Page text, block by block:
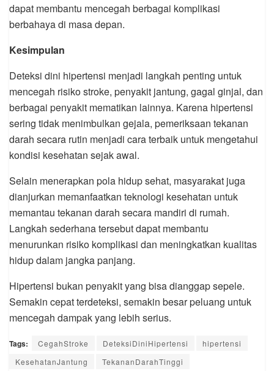
dapat membantu mencegah berbagai komplikasi
berbahaya di masa depan.
Kesimpulan
Deteksi dini hipertensi menjadi langkah penting untuk
mencegah risiko stroke, penyakit jantung, gagal ginjal, dan
berbagai penyakit mematikan lainnya. Karena hipertensi
sering tidak menimbulkan gejala, pemeriksaan tekanan
darah secara rutin menjadi cara terbaik untuk mengetahui
kondisi kesehatan sejak awal.
Selain menerapkan pola hidup sehat, masyarakat juga
dianjurkan memanfaatkan teknologi kesehatan untuk
memantau tekanan darah secara mandiri di rumah.
Langkah sederhana tersebut dapat membantu
menurunkan risiko komplikasi dan meningkatkan kualitas
hidup dalam jangka panjang.
Hipertensi bukan penyakit yang bisa dianggap sepele.
Semakin cepat terdeteksi, semakin besar peluang untuk
mencegah dampak yang lebih serius.
Tags: CegahStroke DeteksiDiniHipertensi
hipertensi
KesehatanJantung
TekananDarahTinggi